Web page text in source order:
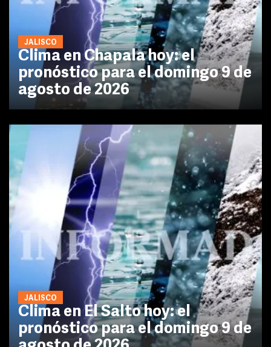
JALISCO
Clima en Chapala hoy: el
pronóstico para el domingo 9 de
agosto de 2026
JALISCO
Clima en El Salto hoy: el
pronóstico para el domingo 9 de